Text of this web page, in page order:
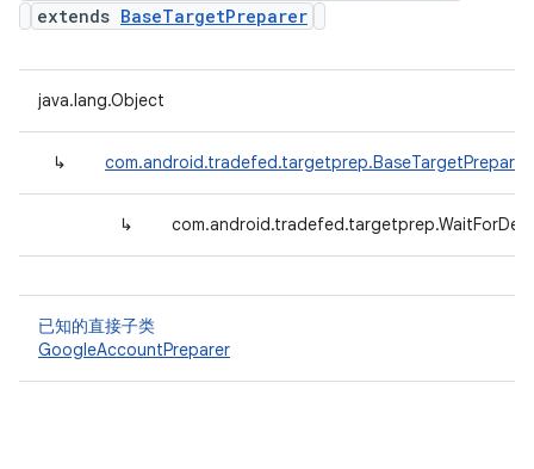
extends BaseTargetPreparer
java.lang.Object
↳ com.android.tradefed.targetprep.BaseTargetPreparer
↳
已知的直接子类
GoogleAccountPreparer